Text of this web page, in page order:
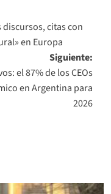
citas con
en Europa
Siguiente:
el 87% de los CEOs
en Argentina para
2026